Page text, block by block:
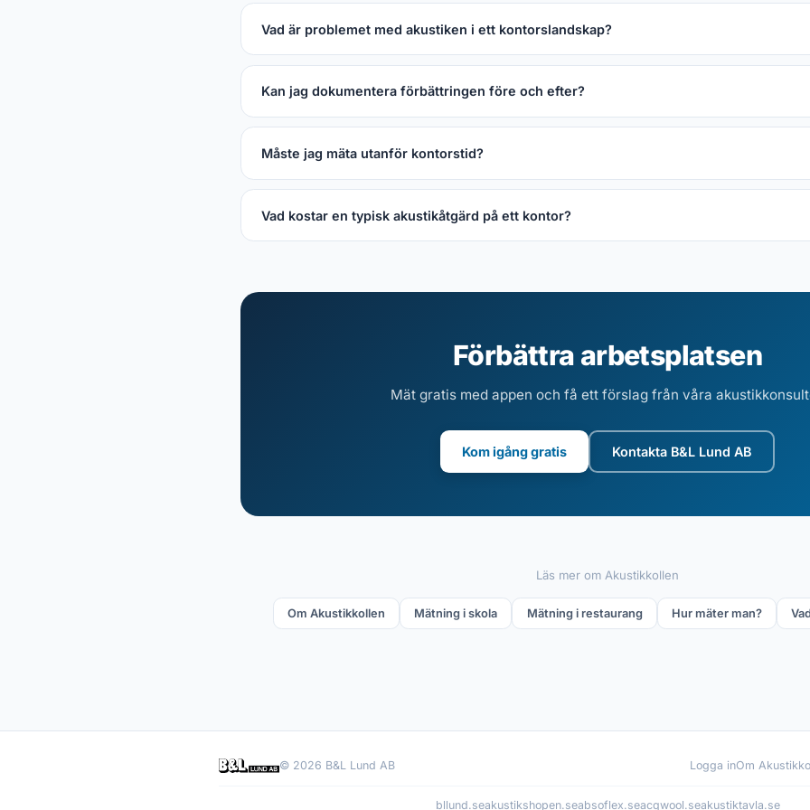
Vad är problemet med akustiken i ett kontorslandskap?
Kan jag dokumentera förbättringen före och efter?
Måste jag mäta utanför kontorstid?
Vad kostar en typisk akustikåtgärd på ett kontor?
Förbättra arbetsplatsen
Mät gratis med appen och få ett förslag från våra
Kom igång gratis Kontakta B&L Lund AB
Läs mer om Akustikkollen
Om Akustikkollen Mätning i skola Mätning i restaurang Hur mäter man?
© 2026 B&L Lund AB Logga inOm
bllund.seakustikshopen.seabsoflex.seacqwool.seakustiktavla.se